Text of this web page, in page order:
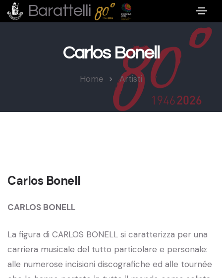
Barattelli
Carlos Bonell
Home Artisti
Carlos Bonell
CARLOS BONELL
La figura di CARLOS BONELL si caratterizza per una
carriera musicale del tutto particolare e personale:
alle numerose incisioni discografiche ed alle tournée